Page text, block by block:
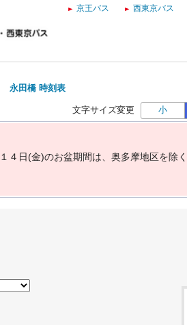
京王バス 西東京バス
永田橋 時刻表
文字サイズ変更 小
１ ４ 日(金)のお盆期間は 奥多摩地区を除 く